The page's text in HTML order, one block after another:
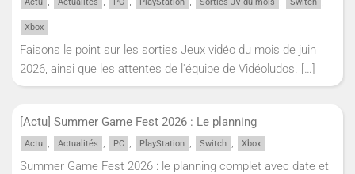
Xbox
Faisons le point sur les sorties Jeux vidéo du mois de juin
2026, ainsi que les attentes de l'équipe de Vidéoludos. […]
[Actu] Summer Game Fest 2026 : Le planning
Actu Actualités PC PlayStation Switch Xbox
Summer Game Fest 2026 : le planning complet avec date et